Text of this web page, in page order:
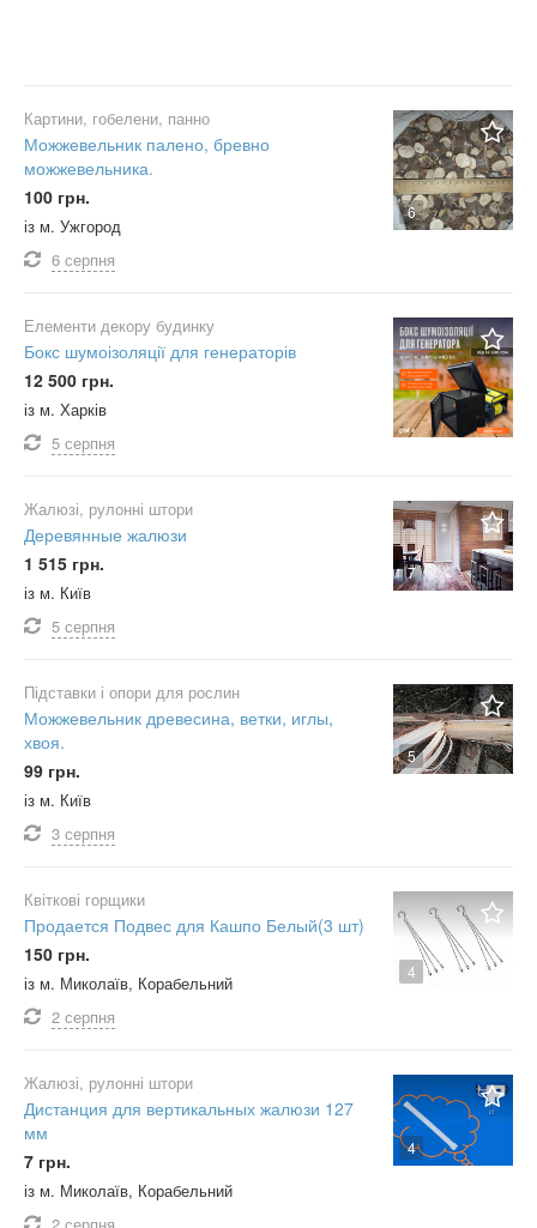
6
Картини, гобелени, панно
Можжевельник палено, бревно
можжевельника.
100 грн.
із м. Ужгород
6 серпня
Елементи декору будинку
Бокс шумоізоляції для генераторів
12 500 грн.
із м. Харків
5 серпня
7
Жалюзі, рулонні штори
Деревянные жалюзи
1 515 грн.
із м. Київ
5 серпня
5
Підставки і опори для рослин
Можжевельник древесина, ветки, иглы,
хвоя.
99 грн.
із м. Київ
3 серпня
4
Квіткові горщики
Продается Подвес для Кашпо Белый(3 шт)
150 грн.
із м. Миколаїв, Корабельний
2 серпня
4
Жалюзі, рулонні штори
Дистанция для вертикальных жалюзи 127
мм
7 грн.
із м. Миколаїв, Корабельний